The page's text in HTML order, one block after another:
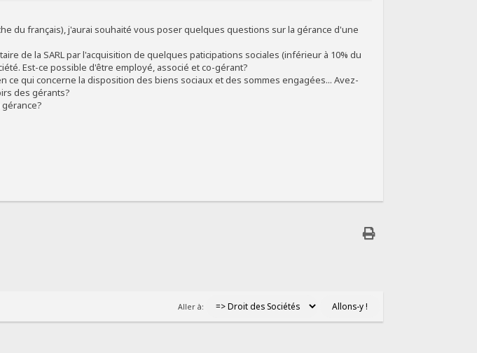
du français), j'aurai souhaité vous poser quelques questions sur la gérance d'une
de la SARL par l'acquisition de quelques paticipations sociales (inférieur à 10% du
Est-ce possible d'être employé, associé et co-gérant?
ce qui concerne la disposition des biens sociaux et des sommes engagées... Avez-
des gérants?
Aller à: